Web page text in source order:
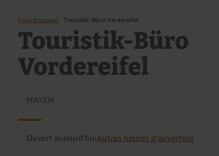
Page d'accueil Touristik-Büro Vordereifel
Touristik-Büro
Vordereifel
MAYEN
Ouvert aujourd'huiAutres heures d'ouverture